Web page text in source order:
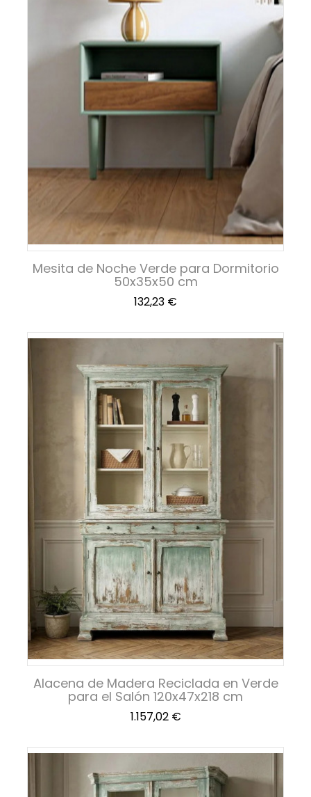
Mesita de Noche Verde para Dormitorio
50x35x50 cm
Precio
132,23 €
Alacena de Madera Reciclada en Verde
para el Salón 120x47x218 cm
Precio
1.157,02 €